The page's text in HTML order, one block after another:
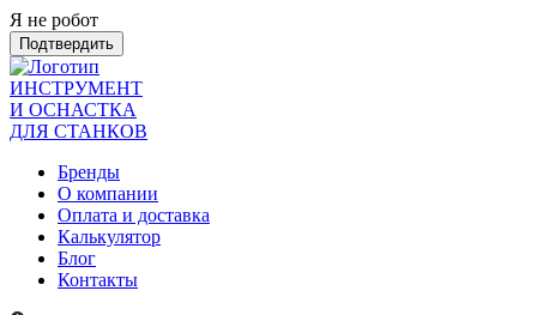
Я не робот
Подтвердить
ИНСТРУМЕНТ
И ОСНАСТКА
ДЛЯ СТАНКОВ
Бренды
О компании
Оплата и доставка
Калькулятор
Блог
Контакты